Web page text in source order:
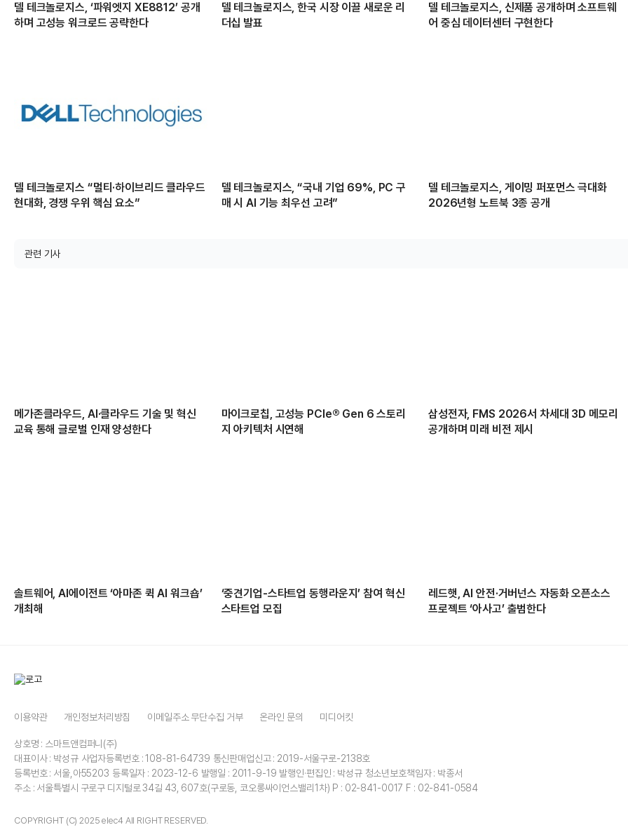
델 테크놀로지스, ‘파워엣지 XE8812’ 공개
하며 고성능 워크로드 공략한다
델 테크놀로지스, 한국 시장 이끌 새로운 리
더십 발표
델 테크놀로지스, 신제품 공개하며 소프트웨
어 중심 데이터센터 구현한다
델 테크놀로지스 “멀티·하이브리드 클라우드
현대화, 경쟁 우위 핵심 요소”
델 테크놀로지스, “국내 기업 69%, PC 구
매 시 AI 기능 최우선 고려”
델 테크놀로지스, 게이밍 퍼포먼스 극대화
2026년형 노트북 3종 공개
관련 기사
메가존클라우드, AI·클라우드 기술 및 혁신
교육 통해 글로벌 인재 양성한다
마이크로칩, 고성능 PCIe® Gen 6 스토리
지 아키텍처 시연해
삼성전자, FMS 2026서 차세대 3D 메모리
공개하며 미래 비전 제시
솔트웨어, AI에이전트 ‘아마존 퀵 AI 워크숍’
개최해
‘중견기업-스타트업 동행라운지’ 참여 혁신
스타트업 모집
레드햇, AI 안전·거버넌스 자동화 오픈소스
프로젝트 ‘아사고’ 출범한다
이용약관 개인정보처리방침 이메일주소 무단수집 거부 온라인 문의 미디어킷
상호명 : 스마트앤컴퍼니(주)
대표이사 : 박성규 사업자등록번호 : 108-81-64739 통신판매업신고 : 2019-서울구로-2138호
등록번호 : 서울,아55203 등록일자 : 2023-12-6 발행일 : 2011-9-19 발행인·편집인 : 박성규 청소년보호책임자 : 박종서
주소 : 서울특별시 구로구 디지털로 34길 43, 607호(구로동, 코오롱싸이언스밸리1차) P : 02-841-0017 F : 02-841-0584
COPYRIGHT (C) 2025 elec4 All RIGHT RESERVED.